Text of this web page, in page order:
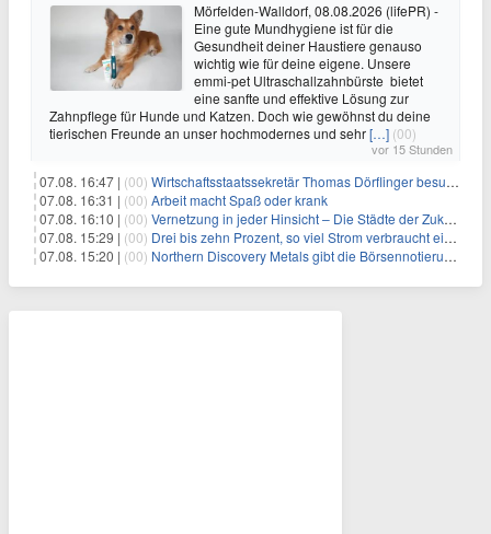
Mörfelden-Walldorf, 08.08.2026 (lifePR) -
Eine gute Mundhygiene ist für die
Gesundheit deiner Haustiere genauso
wichtig wie für deine eigene. Unsere
emmi-pet Ultraschallzahnbürste bietet
eine sanfte und effektive Lösung zur
Zahnpflege für Hunde und Katzen. Doch wie gewöhnst du deine
tierischen Freunde an unser hochmodernes und sehr[…] (00)
vor 15 Stunden
07.08. 16:47 | (00) Wirtschaftsstaatssekretär Thomas Dörflinger besucht Handwerksbetrieb im Kammerbezirk Freiburg
07.08. 16:31 | (00) Arbeit macht Spaß oder krank
07.08. 16:10 | (00) Vernetzung in jeder Hinsicht – Die Städte der Zukunft sind grün-blau
07.08. 15:29 | (00) Drei bis zehn Prozent, so viel Strom verbraucht ein Aufzug im Gebäude
07.08. 15:20 | (00) Northern Discovery Metals gibt die Börsennotierung an der Frankfurter Wertpapierbörse bekannt